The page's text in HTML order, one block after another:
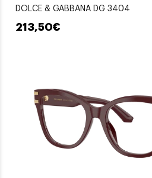
DOLCE & GABBANA DG 3404
213,50€